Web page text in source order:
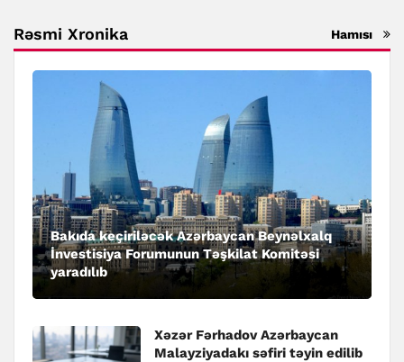
Rəsmi Xronika Hamısı
Bakıda keçiriləcək Azərbaycan Beynəlxalq
İnvestisiya Forumunun Təşkilat Komitəsi
yaradılıb
Xəzər Fərhadov Azərbaycan
Malayziyadakı səfiri təyin edilib